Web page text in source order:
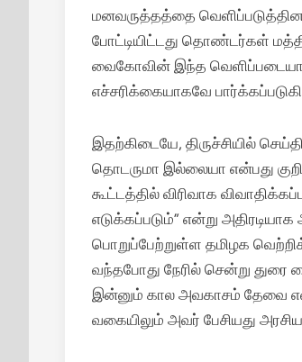
மனவருத்தத்தை
போட்டியிட்டது தொண்டர்கள்
வைகோவின் இந்த
எச்சரிக்கையாகவே
இதற்கிடையே, திருச்சியில்
தொடருமா இல்லையா என்பது
கூட்டத்தில் விரிவாக
எடுக்கப்படும்” என்று
பொறுப்பேற்றுள்ள தமிழக
வந்தபோது நேரில் சென்று துரை
இன்னும் கால அவகாசம் தேவை
வகையிலும் அவர் பேசியது